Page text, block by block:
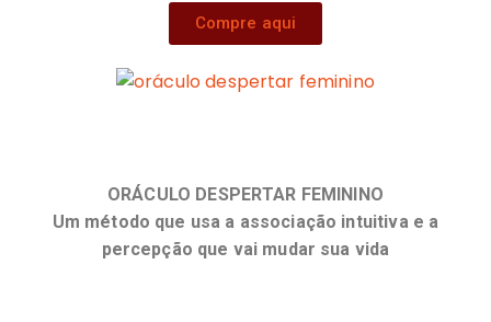
Compre aqui
ORÁCULO DESPERTAR FEMININO
Um método que usa a associação intuitiva e a
percepção que vai mudar sua vida